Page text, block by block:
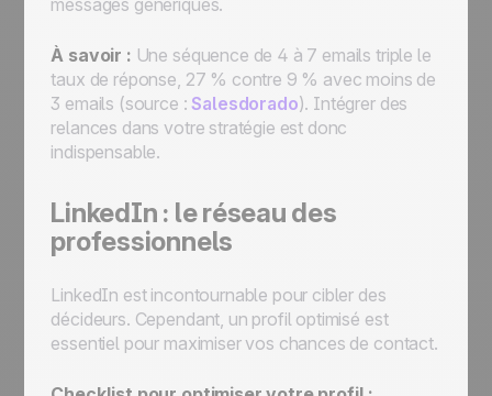
À savoir : Une séquence de 4 à 7 emails triple le
taux de réponse, 27 % contre 9 % avec moins de
3 emails (source :Salesdorado). Intégrer des
relances dans votre stratégie est donc
indispensable.
LinkedIn : le réseau des
professionnels
LinkedIn est incontournable pour cibler des
décideurs. Cependant, un profil optimisé est
essentiel pour maximiser vos chances de contact.